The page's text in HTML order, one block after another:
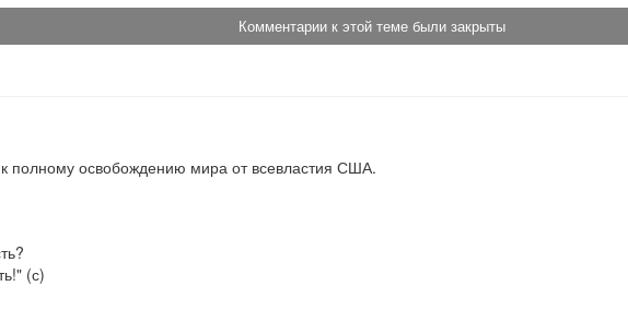
Комментарии к этой теме были закрыты
полному освобождению мира от всевластия США.
(с)